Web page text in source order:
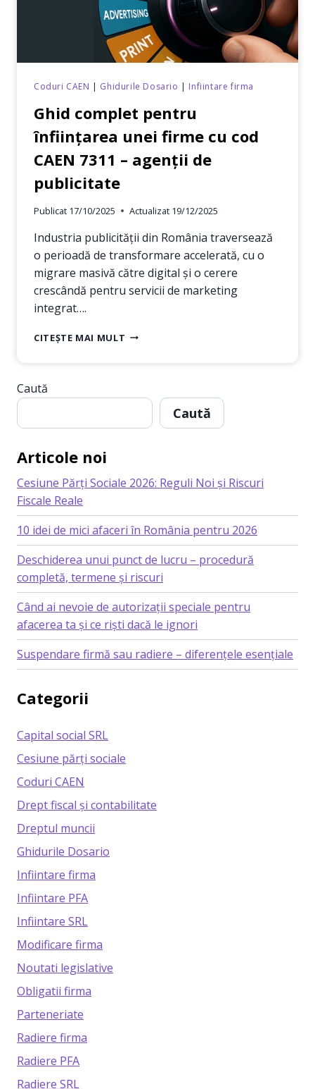
Coduri CAEN | Ghidurile Dosario | Infiintare firma
Ghid complet pentru
înființarea unei firme cu cod
CAEN 7311 – agenții de
publicitate
Publicat 17/10/2025 Actualizat 19/12/2025
Industria publicității din România traversează
o perioadă de transformare accelerată, cu o
migrare masivă către digital și o cerere
crescândă pentru servicii de marketing
integrat….
CITEȘTE MAI MULT GHID
FIRME
AGENȚII
DE
Caută
Caută
Articole noi
Cesiune Părți Sociale 2026: Reguli Noi și Riscuri
Fiscale Reale
10 idei de mici afaceri în România pentru 2026
Deschiderea unui punct de lucru – procedură
completă, termene și riscuri
Când ai nevoie de autorizații speciale pentru
afacerea ta și ce riști dacă le ignori
Suspendare firmă sau radiere – diferențele esențiale
Categorii
Capital social SRL
Cesiune părți sociale
Coduri CAEN
Drept fiscal și contabilitate
Dreptul muncii
Ghidurile Dosario
Infiintare firma
Infiintare PFA
Infiintare SRL
Modificare firma
Noutati legislative
Obligatii firma
Parteneriate
Radiere firma
Radiere PFA
Radiere SRL